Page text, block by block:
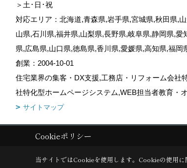
＞土･日･祝
対応エリア：北海道,青森県,岩手県,宮城県,秋田県,
山県,石川県,福井県,山梨県,長野県,岐阜県,静岡県,
県,広島県,山口県,徳島県,香川県,愛媛県,高知県,福
創業：2004-10-01
住宅業界の集客・DX支援,工務店・リフォーム会社
社特化型ホームページシステム,WEB担当者教育・
サイトマップ
Copyright (c) GODDESS CREATE. All Rights Reserved.
Cookieポリシー
当サイトではCookieを使用します。 Cookieの使用